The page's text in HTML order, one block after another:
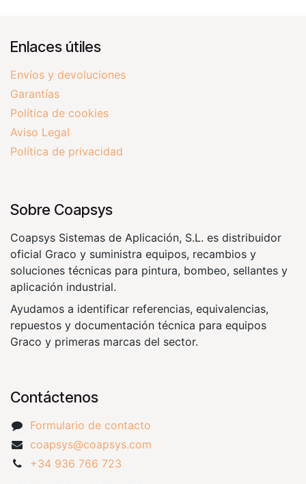
Enlaces útiles
Envíos y devoluciones
Garantías
Política de cookies
Aviso Legal
Política de privacidad
Sobre Coapsys
Coapsys Sistemas de Aplicación, S.L. es distribuidor
oficial Graco y suministra equipos, recambios y
soluciones técnicas para pintura, bombeo, sellantes y
aplicación industrial.
Ayudamos a identificar referencias, equivalencias,
repuestos y documentación técnica para equipos
Graco y primeras marcas del sector.
Contáctenos
Formulario de contacto
coapsys@coapsys.com
+34 936 766 723